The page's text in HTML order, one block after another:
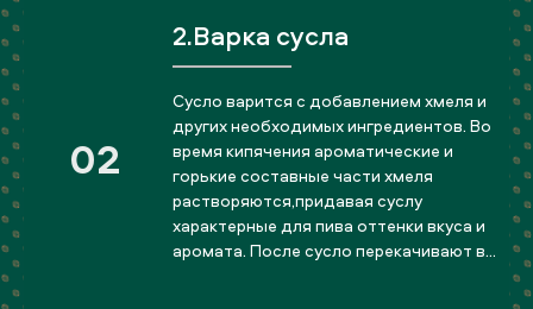
самотёк, на второй — дробину
промывают горячей водой.
2.Варка сусла
Сусло варится с добавлением хмеля и
других необходимых ингредиентов. Во
время кипячения ароматические и
горькие составные части хмеля
растворяются,придавая суслу
характерные для пива оттенки вкуса и
аромата. После сусло перекачивают в
02